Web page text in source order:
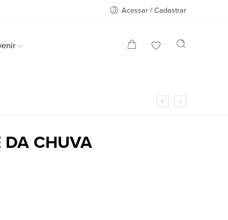
Acessar / Cadastrar
DA CHUVA